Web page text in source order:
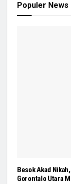
Populer News
Besok Akad
Gorontalo Utara